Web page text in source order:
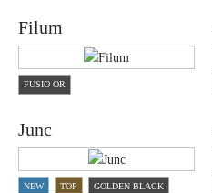
Filum
FUSIO OR
Junc
NEW TOP GOLDEN BLACK